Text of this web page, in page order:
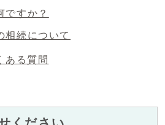
ですか？
相続について
ある質問